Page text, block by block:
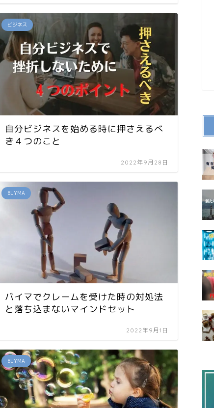
ビジネス
自分ビジネスを始める時に押さえるべ
き４つのこと
2022年9月28日
BUYMA
バイマでクレームを受けた時の対処法
と落ち込まないマインドセット
2022年9月1日
BUYMA